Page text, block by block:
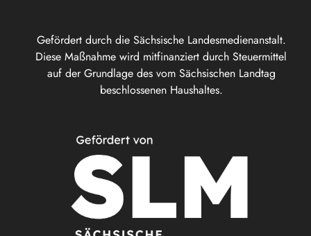
Gefördert durch die Sächsische Landesmedienanstalt.
Diese Maßnahme wird mitfinanziert durch Steuermittel
auf der Grundlage des vom Sächsischen Landtag
beschlossenen Haushaltes.